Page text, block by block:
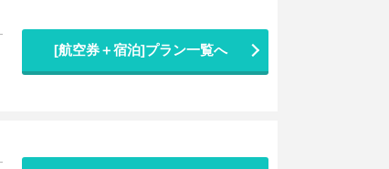
[航空券＋宿泊]プラン一覧へ